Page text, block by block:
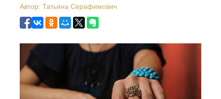
Автор: Татьяна Серафимович